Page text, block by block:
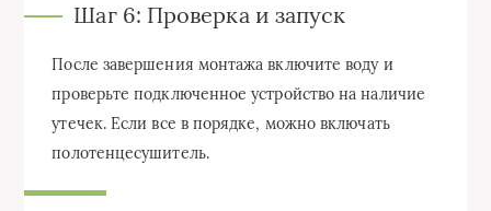
Шаг 6: Проверка и запуск
После завершения монтажа включите воду и
проверьте подключенное устройство на наличие
утечек. Если все в порядке, можно включать
полотенцесушитель.